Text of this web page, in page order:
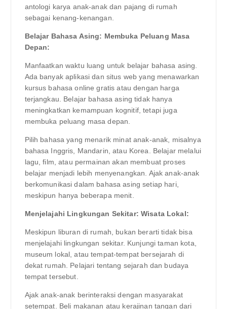
antologi karya anak-anak dan pajang di rumah
sebagai kenang-kenangan.
Belajar Bahasa Asing: Membuka Peluang Masa
Depan:
Manfaatkan waktu luang untuk belajar bahasa asing.
Ada banyak aplikasi dan situs web yang menawarkan
kursus bahasa online gratis atau dengan harga
terjangkau. Belajar bahasa asing tidak hanya
meningkatkan kemampuan kognitif, tetapi juga
membuka peluang masa depan.
Pilih bahasa yang menarik minat anak-anak, misalnya
bahasa Inggris, Mandarin, atau Korea. Belajar melalui
lagu, film, atau permainan akan membuat proses
belajar menjadi lebih menyenangkan. Ajak anak-anak
berkomunikasi dalam bahasa asing setiap hari,
meskipun hanya beberapa menit.
Menjelajahi Lingkungan Sekitar: Wisata Lokal:
Meskipun liburan di rumah, bukan berarti tidak bisa
menjelajahi lingkungan sekitar. Kunjungi taman kota,
museum lokal, atau tempat-tempat bersejarah di
dekat rumah. Pelajari tentang sejarah dan budaya
tempat tersebut.
Ajak anak-anak berinteraksi dengan masyarakat
setempat. Beli makanan atau kerajinan tangan dari